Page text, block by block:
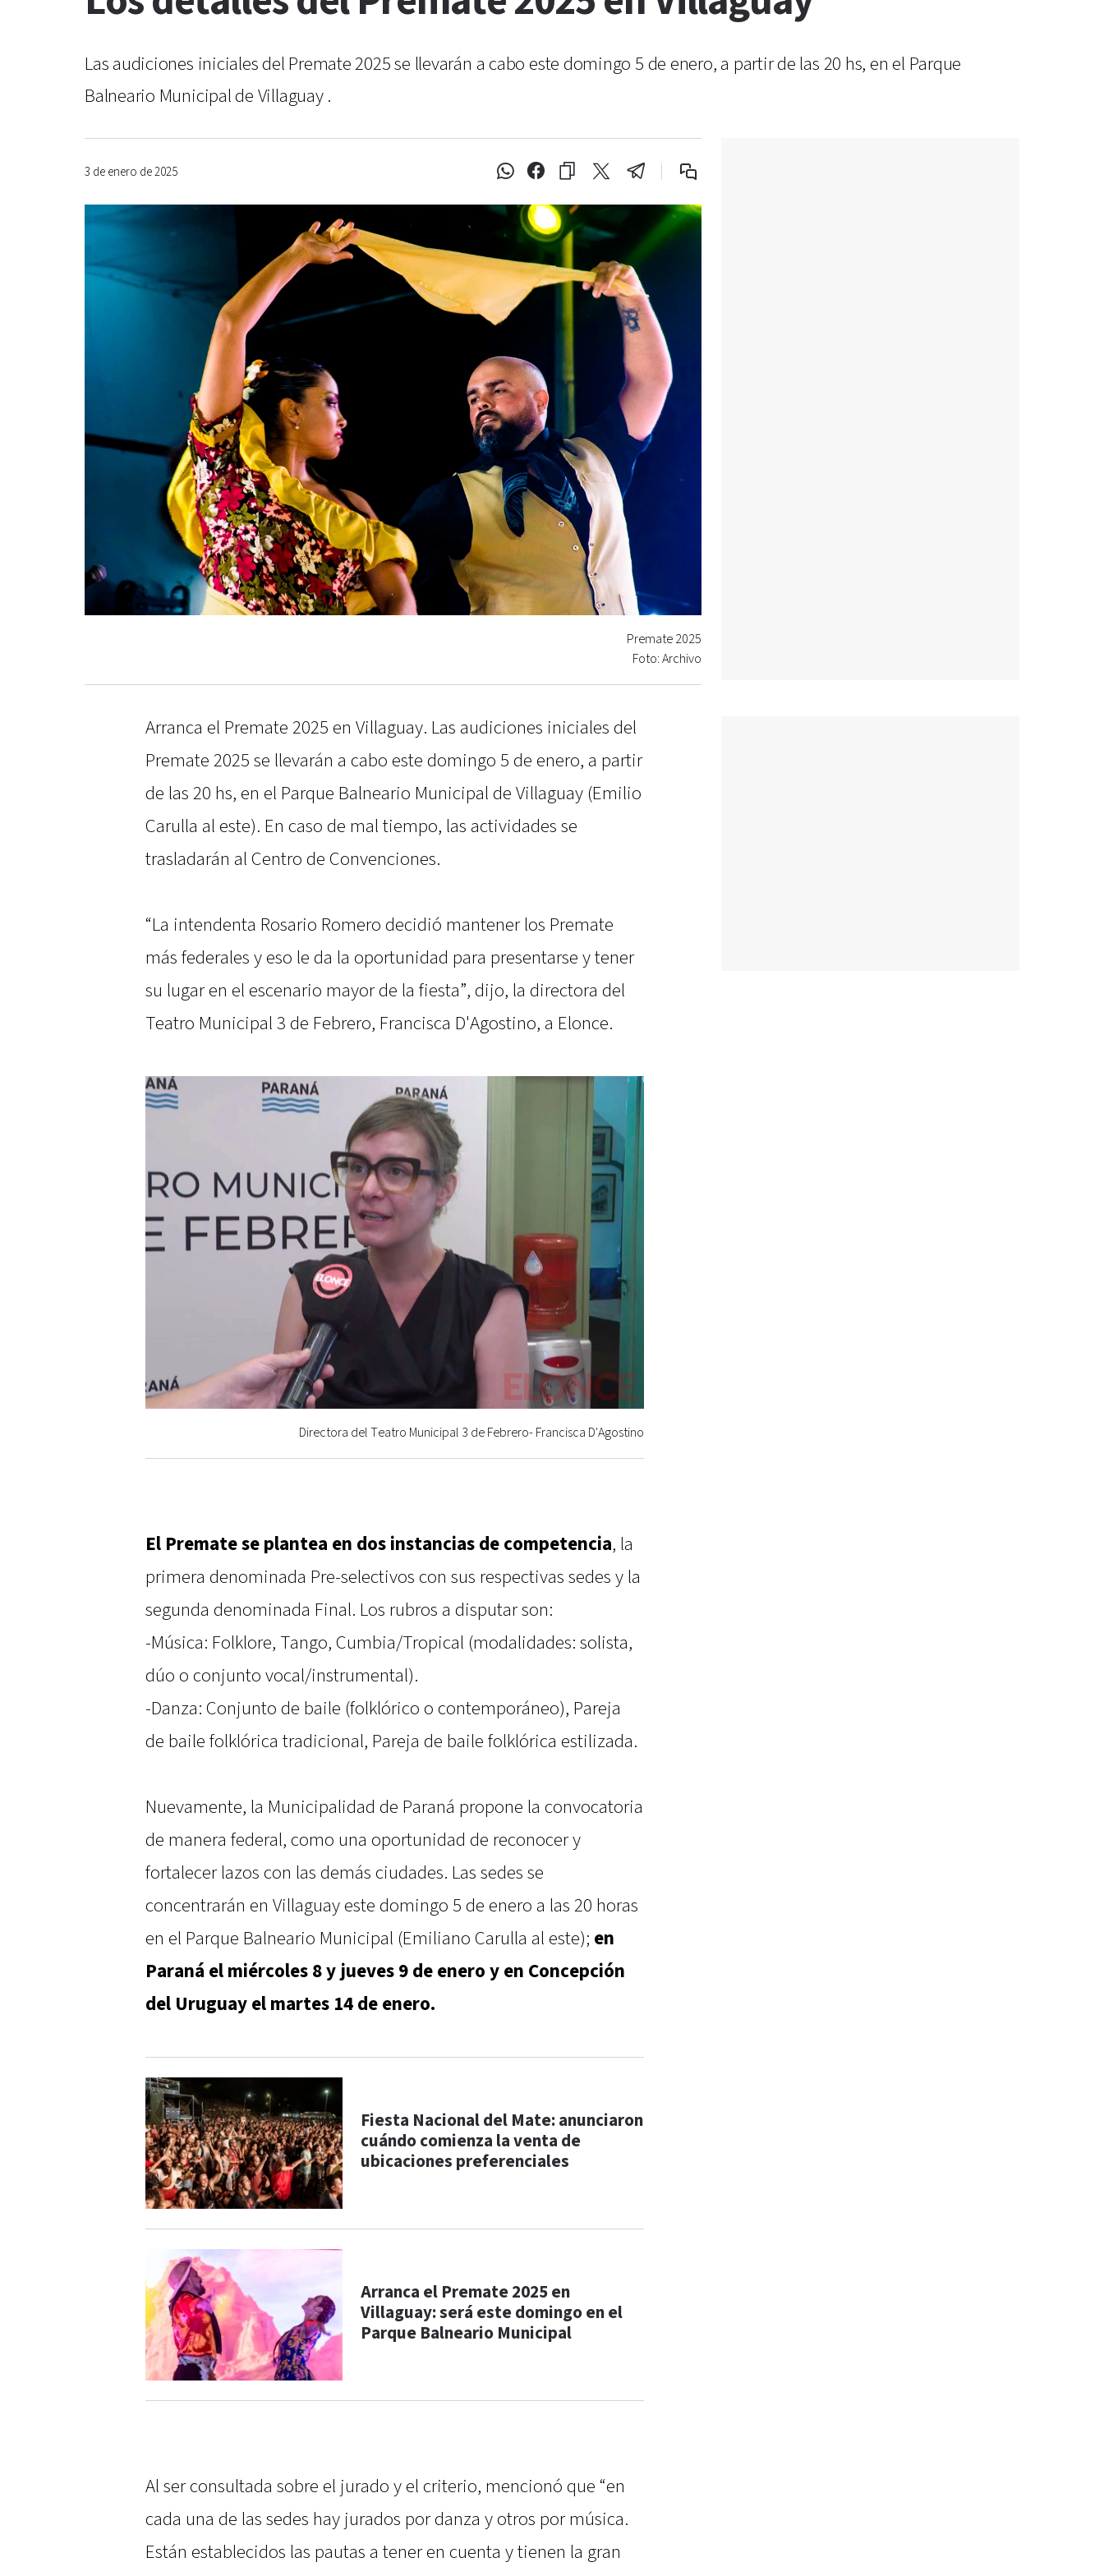
Las audiciones iniciales del Premate 2025 se llevarán a cabo este domingo 5 de enero, a partir de las 20 hs, en el Parque
Balneario Municipal de Villaguay .
3 de enero de 2025
Premate 2025
Foto: Archivo
Arranca el Premate 2025 en Villaguay. Las audiciones iniciales del
Premate 2025 se llevarán a cabo este domingo 5 de enero, a partir
de las 20 hs, en el Parque Balneario Municipal de Villaguay (Emilio
Carulla al este). En caso de mal tiempo, las actividades se
trasladarán al Centro de Convenciones.
“La intendenta Rosario Romero decidió mantener los Premate
más federales y eso le da la oportunidad para presentarse y tener
su lugar en el escenario mayor de la fiesta”, dijo, la directora del
Teatro Municipal 3 de Febrero, Francisca D'Agostino, a Elonce.
Directora del Teatro Municipal 3 de Febrero- Francisca D'Agostino
El Premate se plantea en dos instancias de competencia, la
primera denominada Pre-selectivos con sus respectivas sedes y la
segunda denominada Final. Los rubros a disputar son:
-Música: Folklore, Tango, Cumbia/Tropical (modalidades: solista,
dúo o conjunto vocal/instrumental).
-Danza: Conjunto de baile (folklórico o contemporáneo), Pareja
de baile folklórica tradicional, Pareja de baile folklórica estilizada.
Nuevamente, la Municipalidad de Paraná propone la convocatoria
de manera federal, como una oportunidad de reconocer y
fortalecer lazos con las demás ciudades. Las sedes se
concentrarán en Villaguay este domingo 5 de enero a las 20 horas
en el Parque Balneario Municipal (Emiliano Carulla al este); en
Paraná el miércoles 8 y jueves 9 de enero y en Concepción
del Uruguay el martes 14 de enero.
Fiesta Nacional del Mate: anunciaron
cuándo comienza la venta de
ubicaciones preferenciales
Arranca el Premate 2025 en
Villaguay: será este domingo en el
Parque Balneario Municipal
Al ser consultada sobre el jurado y el criterio, mencionó que “en
cada una de las sedes hay jurados por danza y otros por música.
Están establecidos las pautas a tener en cuenta y tienen la gran